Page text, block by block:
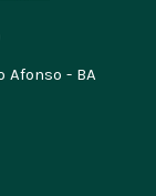
Afonso - BA